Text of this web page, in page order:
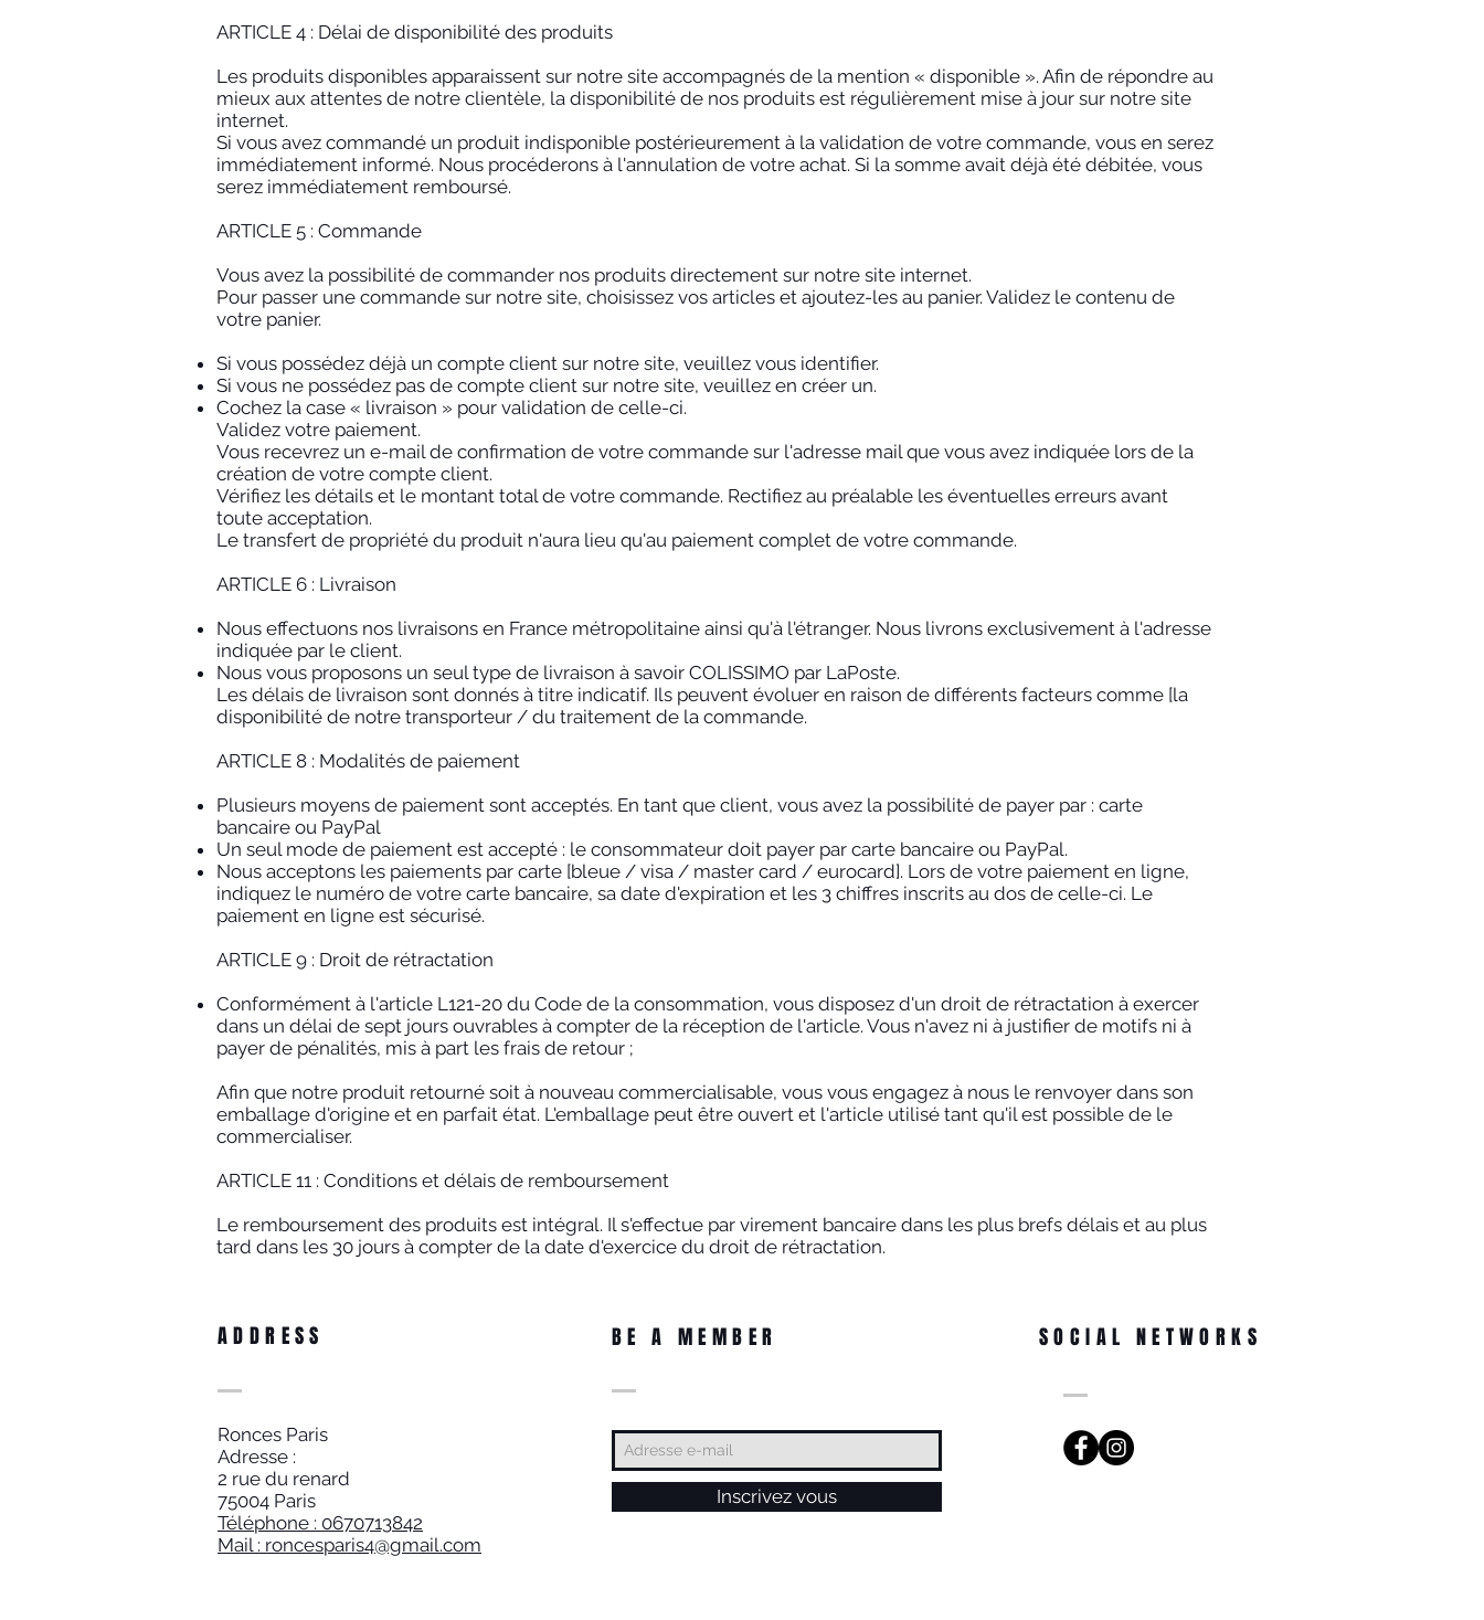
ARTICLE 4 : Délai de disponibilité des produits
Les produits disponibles apparaissent sur notre site accompagnés de la mention « disponible ». Afin de répondre au
mieux aux attentes de notre clientèle, la disponibilité de nos produits est régulièrement mise à jour sur notre site
internet.
Si vous avez commandé un produit indisponible postérieurement à la validation de votre commande, vous en serez
immédiatement informé. Nous procéderons à l'annulation de votre achat. Si la somme avait déjà été débitée, vous
serez immédiatement remboursé.
ARTICLE 5 : Commande
Vous avez la possibilité de commander nos produits directement sur notre site internet.
Pour passer une commande sur notre site, choisissez vos articles et ajoutez-les au panier. Validez le contenu de
votre panier.
Si vous possédez déjà un compte client sur notre site, veuillez vous identifier.
Si vous ne possédez pas de compte client sur notre site, veuillez en créer un.
Cochez la case « livraison » pour validation de celle-ci.
Validez votre paiement.
Vous recevrez un e-mail de confirmation de votre commande sur l'adresse mail que vous avez indiquée lors de la
création de votre compte client.
Vérifiez les détails et le montant total de votre commande. Rectifiez au préalable les éventuelles erreurs avant
toute acceptation.
Le transfert de propriété du produit n'aura lieu qu'au paiement complet de votre commande.
ARTICLE 6 : Livraison
Nous effectuons nos livraisons en France métropolitaine ainsi qu'à l'étranger. Nous livrons exclusivement à l'adresse
indiquée par le client.
Nous vous proposons un seul type de livraison à savoir COLISSIMO par LaPoste.
Les délais de livraison sont donnés à titre indicatif. Ils peuvent évoluer en raison de différents facteurs comme [la
disponibilité de notre transporteur / du traitement de la commande.
ARTICLE 8 : Modalités de paiement
Plusieurs moyens de paiement sont acceptés. En tant que client, vous avez la possibilité de payer par : carte
bancaire ou PayPal
Un seul mode de paiement est accepté : le consommateur doit payer par carte bancaire ou PayPal.
Nous acceptons les paiements par carte [bleue / visa / master card / eurocard]. Lors de votre paiement en ligne,
indiquez le numéro de votre carte bancaire, sa date d'expiration et les 3 chiffres inscrits au dos de celle-ci. Le
paiement en ligne est sécurisé.
ARTICLE 9 : Droit de rétractation
Conformément à l'article L121-20 du Code de la consommation, vous disposez d'un droit de rétractation à exercer
dans un délai de sept jours ouvrables à compter de la réception de l'article. Vous n'avez ni à justifier de motifs ni à
payer de pénalités, mis à part les frais de retour ;
Afin que notre produit retourné soit à nouveau commercialisable, vous vous engagez à nous le renvoyer dans son
emballage d'origine et en parfait état. L'emballage peut être ouvert et l'article utilisé tant qu'il est possible de le
commercialiser.
ARTICLE 11 : Conditions et délais de remboursement
Le remboursement des produits est intégral. Il s'effectue par virement bancaire dans les plus brefs délais et au plus
tard dans les 30 jours à compter de la date d'exercice du droit de rétractation.
ADDRESS
Ronces Paris
Adresse :
2 rue du renard
75004 Paris
Téléphone : 0670713842
Mail : roncesparis4@gmail.com
BE A MEMBER
Inscrivez vous
SOCIAL NETWORKS